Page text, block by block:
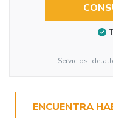
Servicios,
ENCUENTRA